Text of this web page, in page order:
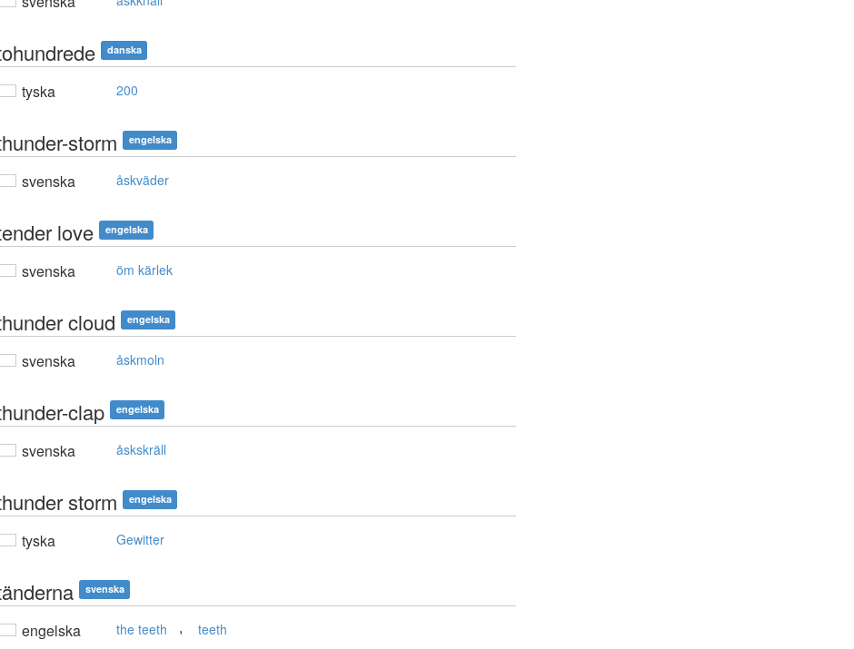
danska
tyska 200
storm engelska
svenska åskväder
love engelska
svenska öm kärlek
cloud engelska
svenska åskmoln
clap engelska
svenska åskskräll
storm engelska
tyska Gewitter
svenska
engelska the teeth , teeth